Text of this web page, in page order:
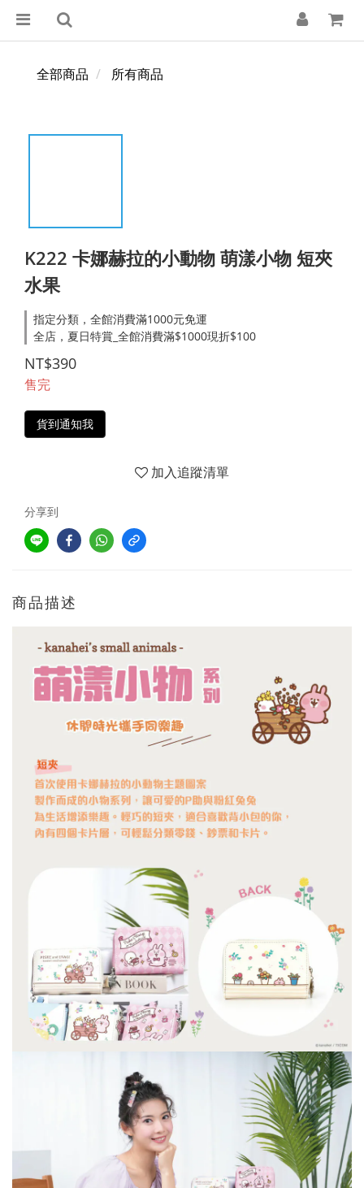
全部商品 所有商品
K222 卡娜赫拉的小動物 萌漾小物 短夾
水果
指定分類，全館消費滿1000元免運
全店，夏日特賞_全館消費滿$1000現折$100
NT$390
售完
貨到通知我
加入追蹤清單
分享到
商品描述